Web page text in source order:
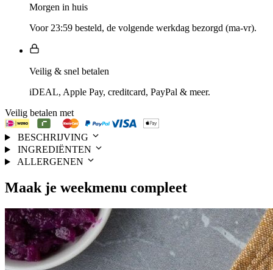
Morgen in huis
Voor 23:59 besteld, de volgende werkdag bezorgd (ma-vr).
Veilig & snel betalen
iDEAL, Apple Pay, creditcard, PayPal & meer.
Veilig betalen met
BESCHRIJVING
INGREDIËNTEN
ALLERGENEN
Maak je weekmenu compleet